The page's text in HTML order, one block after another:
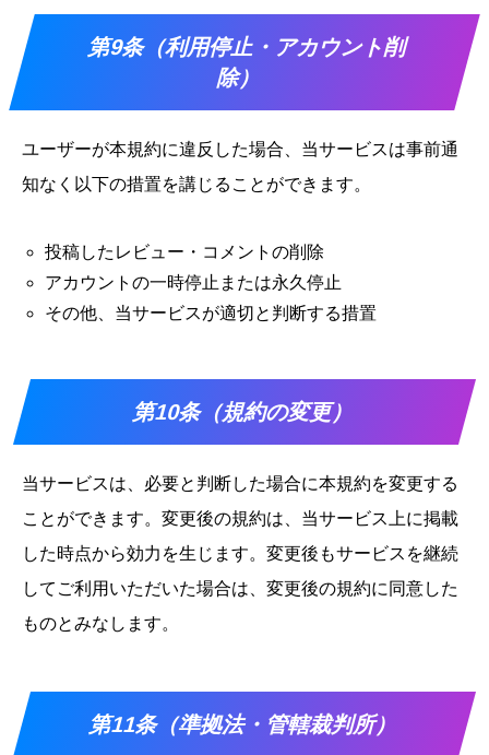
第9条（利用停止・アカウント削
除）
ユーザーが本規約に違反した場合、当サービスは事前通
知なく以下の措置を講じることができます。
投稿したレビュー・コメントの削除
アカウントの一時停止または永久停止
その他、当サービスが適切と判断する措置
第10条（規約の変更）
当サービスは、必要と判断した場合に本規約を変更する
ことができます。変更後の規約は、当サービス上に掲載
した時点から効力を生じます。変更後もサービスを継続
してご利用いただいた場合は、変更後の規約に同意した
ものとみなします。
第11条（準拠法・管轄裁判所）